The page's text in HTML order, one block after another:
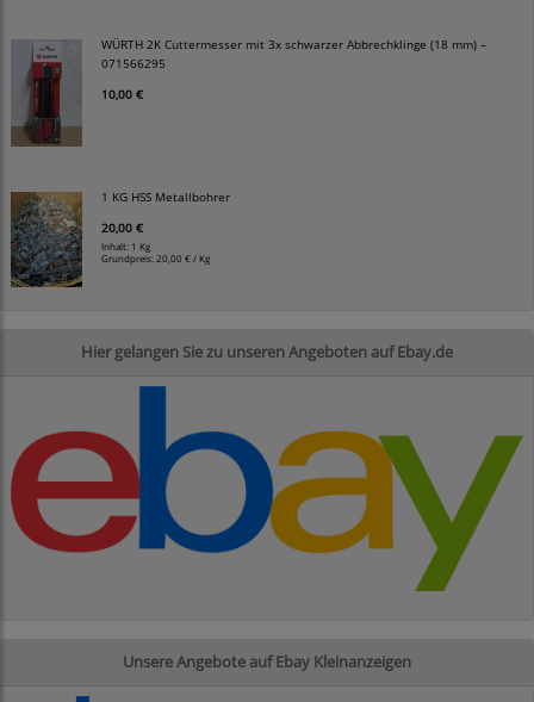
WÜRTH 2K Cuttermesser mit 3x schwarzer Abbrechklinge (18 mm) –
071566295
10,00 €
1 KG HSS Metallbohrer
20,00 €
Inhalt: 1 Kg
Grundpreis: 20,00 € / Kg
Hier gelangen Sie zu unseren Angeboten auf Ebay.de
Unsere Angebote auf Ebay Kleinanzeigen